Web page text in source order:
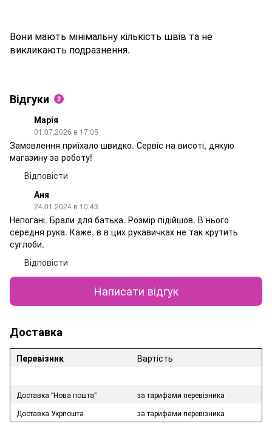
Вони мають мінімальну кількість швів та не
викликають подразнення.
Відгуки 2
Марія
01.07.2026 в 17:05
Замовлення приїхало швидко. Сервіс на висоті, дякую
магазину за роботу!
Відповісти
Аня
24.01.2024 в 10:43
Непогані. Брали для батька. Розмір підійшов. В нього
середня рука. Каже, в в цих рукавичках не так крутить
суглоби.
Відповісти
Написати відгук
Доставка
Перевізник Вартість
Доставка "Нова пошта"
за тарифами перевізника
Доставка Укрпошта
за тарифами перевізника